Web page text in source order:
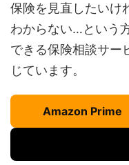
保険を見直したいけ
わからない…という
できる保険相談サー
じています。
Amazon Prime